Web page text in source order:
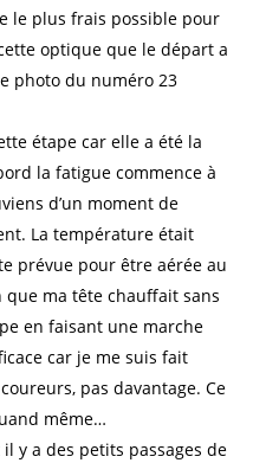
le plus frais possible pour
optique que le départ a
photo du numéro 23
étape car elle a été la
la fatigue commence à
d’un moment de
La température était
prévue pour être aérée au
que ma tête chauffait sans
en faisant une marche
car je me suis fait
pas davantage. Ce
même…
il y a des petits passages de